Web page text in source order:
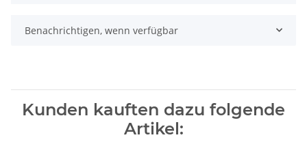
Benachrichtigen, wenn verfügbar
Kunden kauften dazu folgende
Artikel: